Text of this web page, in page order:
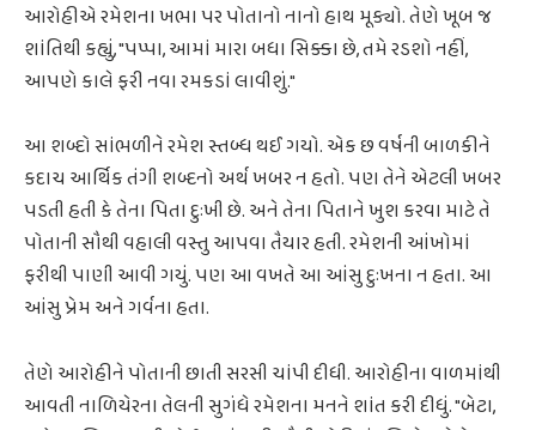
આરોહીએ રમેશના ખભા પર પોતાનો નાનો હાથ મૂક્યો. તેણે ખૂબ જ
શાંતિથી કહ્યું, "પપ્પા, આમાં મારા બધા સિક્કા છે, તમે રડશો નહીં,
આપણે કાલે ફરી નવા રમકડાં લાવીશું."
આ શબ્દો સાંભળીને રમેશ સ્તબ્ધ થઈ ગયો. એક છ વર્ષની બાળકીને
કદાચ આર્થિક તંગી શબ્દનો અર્થ ખબર ન હતો. પણ તેને એટલી ખબર
પડતી હતી કે તેના પિતા દુઃખી છે. અને તેના પિતાને ખુશ કરવા માટે તે
પોતાની સૌથી વહાલી વસ્તુ આપવા તૈયાર હતી. રમેશની આંખોમાં
ફરીથી પાણી આવી ગયું. પણ આ વખતે આ આંસુ દુઃખના ન હતા. આ
આંસુ પ્રેમ અને ગર્વના હતા.
તેણે આરોહીને પોતાની છાતી સરસી ચાંપી દીધી. આરોહીના વાળમાંથી
આવતી નાળિયેરના તેલની સુગંધે રમેશના મનને શાંત કરી દીધું. "બેટા,